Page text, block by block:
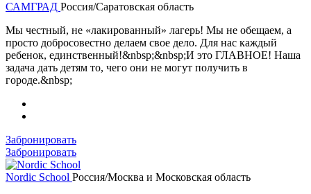
САМГРАД Россия/Саратовская область
Мы честный, не «лакированный» лагерь! Мы не обещаем, а
просто добросовестно делаем свое дело. Для нас каждый
ребенок, единственный!&nbsp;&nbsp;И это ГЛАВНОЕ! Наша
задача дать детям то, чего они не могут получить в
городе.&nbsp;
Забронировать
Забронировать
Nordic School Россия/Москва и Московская область